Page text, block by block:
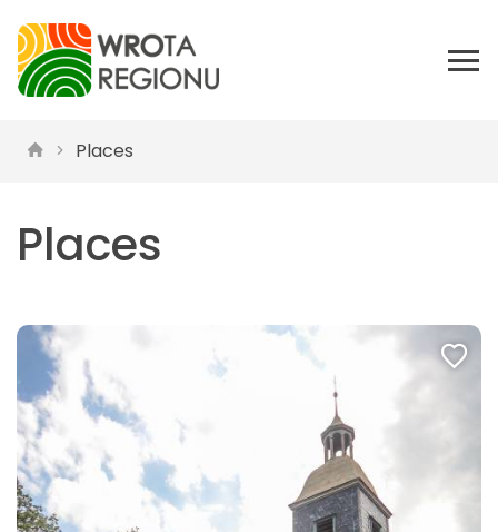
Places
Places